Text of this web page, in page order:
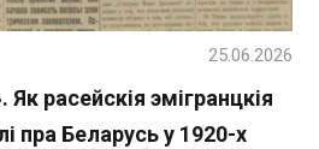
расейскія эмігранцкія
пра Беларусь у 1920-х
25.06.2026